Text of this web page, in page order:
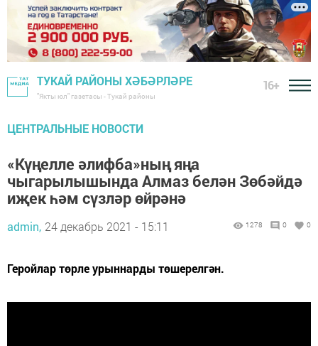
ТУКАЙ РАЙОНЫ ХӘБӘРЛӘРЕ
"Якты юл" газетасы - Тукай районы
16+
ЦЕНТРАЛЬНЫЕ НОВОСТИ
«Күңелле әлифба»ның яңа
чыгарылышында Алмаз белән Зөбәйдә
иҗек һәм сүзләр өйрәнә
admin, 24 декабрь 2021 - 15:11 1278 0 0
Геройлар төрле урыннарды төшерелгән.